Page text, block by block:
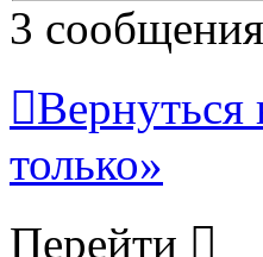
3
Вернуться
только»
Перейти